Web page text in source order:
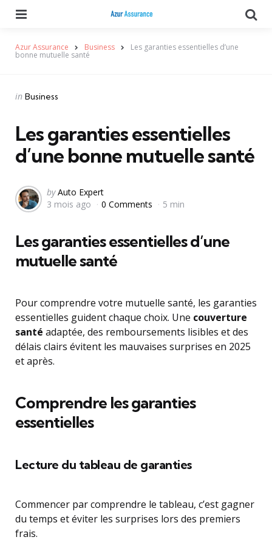
Azur Assurance Business Les garanties essentielles d’une
bonne mutuelle santé
Categories
Posted
in Business
Les garanties essentielles
d’une bonne mutuelle santé
Posted
by
by Auto Expert
3 mois ago
0 Comments 5 min
Les garanties essentielles d’une
mutuelle santé
Pour comprendre votre mutuelle santé, les garanties
essentielles guident chaque choix. Une couverture
santé adaptée, des remboursements lisibles et des
délais clairs évitent les mauvaises surprises en 2025
et après.
Comprendre les garanties
essentielles
Lecture du tableau de garanties
Commencer par comprendre le tableau, c’est gagner
du temps et éviter les surprises lors des premiers
frais.